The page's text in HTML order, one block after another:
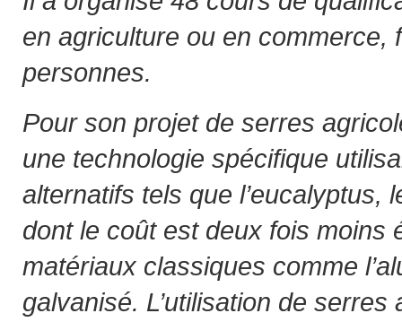
en agriculture ou en commerce,
personnes.
Pour son projet de serres
une technologie spécifique
alternatifs tels que l’eucalyptus,
dont le coût est deux fois moins
matériaux classiques comme
galvanisé. L’utilisation de serres